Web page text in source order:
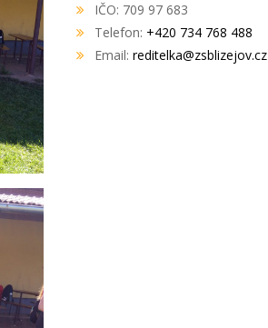
IČO: 709 97 683
Telefon: +420 734 768 488
Email: reditelka@zsblizejov.cz